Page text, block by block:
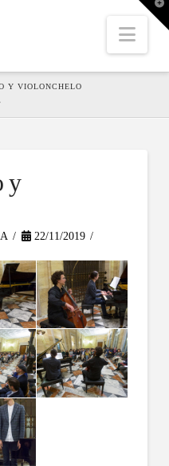
Y VIOLONCHELO
y
22/11/2019